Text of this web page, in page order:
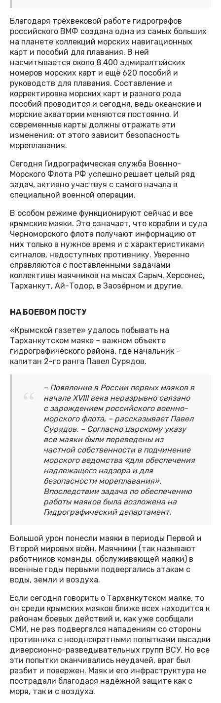
Благодаря трёхвековой работе гидрографов
российского ВМФ создана одна из самых больших
на планете коллекций морских навигационных
карт и пособий для плавания. В ней
насчитывается около 8 400 адмиралтейских
номеров морских карт и ещё 620 пособий и
руководств для плавания. Составление и
корректировка морских карт и разного рода
пособий проводится и сегодня, ведь океанские и
морские акватории меняются постоянно. И
современные карты должны отражать эти
изменения: от этого зависит безопасность
мореплавания.
Сегодня Гидрографическая служба Военно-
Морского Флота РФ успешно решает целый ряд
задач, активно участвуя с самого начала в
специальной военной операции.
В особом режиме функционируют сейчас и все
крымские маяки. Это означает, что корабли и суда
Черноморского флота получают информацию от
них только в нужное время и с характеристиками
сигналов, недоступных противнику. Уверенно
справляются с поставленными задачами
коллективы маячников на мысах Сарыч, Херсонес,
Тарханкут, Ай-Тодор, в Заозёрном и другие.
НА БОЕВОМ ПОСТУ
«Крымской газете» удалось побывать на
Тарханкутском маяке – важном объекте
гидрографического района, где начальник –
капитан 2-го ранга Павел Сурядов.
– Появление в России первых маяков в
начале XVIII века неразрывно связано
с зарождением российского военно-
морского флота, – рассказывает Павел
Сурядов. – Согласно царскому указу
все маяки были переведены из
частной собственности в подчинение
морского ведомства «для обеспечения
надлежащего надзора и для
безопасности мореплавания».
Впоследствии задача по обеспечению
работы маяков была возложена на
Гидрографический департамент.
Большой урон понесли маяки в периоды Первой и
Второй мировых войн. Маячники (так называют
работников команды, обслуживающей маяки) в
военные годы первыми подвергались атакам с
воды, земли и воздуха.
Если сегодня говорить о Тарханкутском маяке, то
он среди крымских маяков ближе всех находится к
районам боевых действий и, как уже сообщали
СМИ, не раз подвергался нападениям со стороны
противника с неоднократными попытками высадки
диверсионно-разведывательных групп ВСУ. Но все
эти попытки оканчивались неудачей, враг был
разбит и повержен. Маяк и его инфраструктура не
пострадали благодаря надёжной защите как с
моря, так и с воздуха.